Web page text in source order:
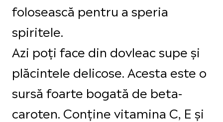
folosească pentru a speria
spiritele.
Azi poți face din dovleac supe și
plăcintele delicose. Acesta este o
sursă foarte bogată de beta-
caroten. Conține vitamina C, E și